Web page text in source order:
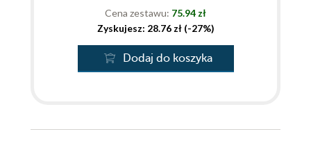
Cena zestawu: 75.94 zł
Zyskujesz: 28.76 zł (-27%)
Dodaj do koszyka